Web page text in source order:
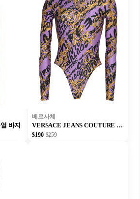
바지
베르사체
VERSACE JEANS COUTURE 바디수트
$190 $259